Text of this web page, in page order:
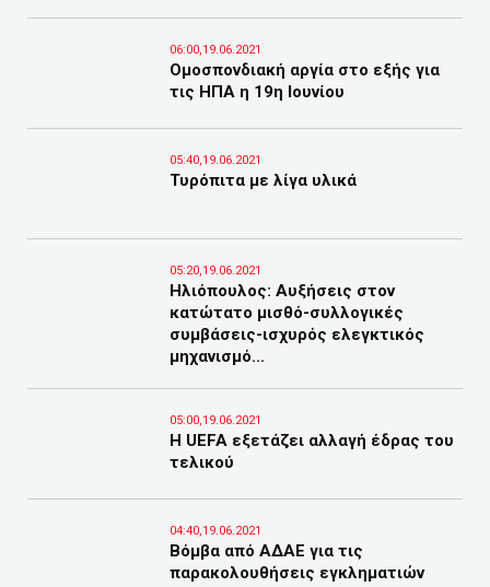
06:00,19.06.2021
Ομοσπονδιακή αργία στο εξής για
τις ΗΠΑ η 19η Ιουνίου
05:40,19.06.2021
Τυρόπιτα με λίγα υλικά
05:20,19.06.2021
Ηλιόπουλος: Αυξήσεις στον
κατώτατο μισθό-συλλογικές
συμβάσεις-ισχυρός ελεγκτικός
μηχανισμό...
05:00,19.06.2021
Η UEFA εξετάζει αλλαγή έδρας του
τελικού
04:40,19.06.2021
Βόμβα από ΑΔΑΕ για τις
παρακολουθήσεις εγκληματιών